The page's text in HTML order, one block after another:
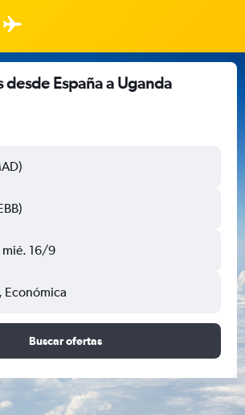
España a Uganda
mié. 16/9
Económica
Buscar ofertas